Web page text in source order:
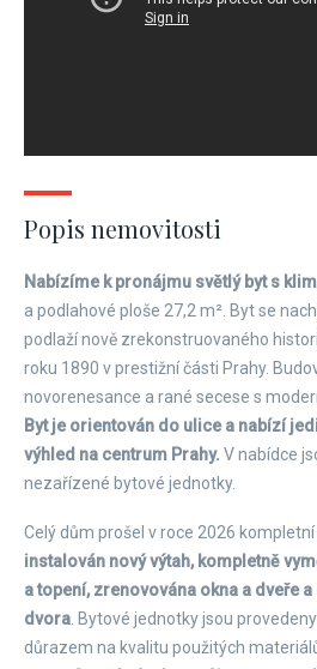
Popis nemovitosti
Nabízíme k pronájmu světlý byt s
a podlahové ploše 27,2 m². Byt se
podlaží nově zrekonstruovaného
roku 1890 v prestižní části Prahy.
novorenesance a rané secese s
Byt je orientován do ulice a nabízí
výhled na centrum Prahy. V nabídce
nezařízené bytové jednotky.
Celý dům prošel v roce 2026
instalován nový výtah, kompletně
a topení, zrenovována okna a dveře
dvora . Bytové jednotky jsou
důrazem na kvalitu použitých